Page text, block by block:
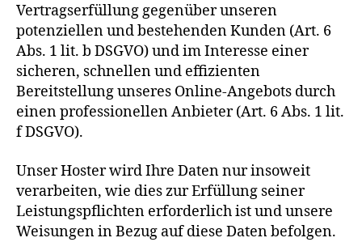
Vertragserfüllung gegenüber unseren
potenziellen und bestehenden Kunden (Art. 6
Abs. 1 lit. b DSGVO) und im Interesse einer
sicheren, schnellen und effizienten
Bereitstellung unseres Online-Angebots durch
einen professionellen Anbieter (Art. 6 Abs. 1 lit.
f DSGVO).
Unser Hoster wird Ihre Daten nur insoweit
verarbeiten, wie dies zur Erfüllung seiner
Leistungspflichten erforderlich ist und unsere
Weisungen in Bezug auf diese Daten befolgen.